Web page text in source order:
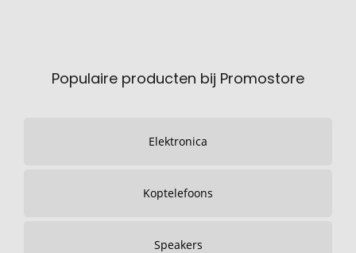
Populaire producten bij Promostore
Elektronica
Koptelefoons
Speakers